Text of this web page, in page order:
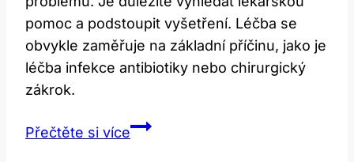
pomoc a podstoupit vyšetření. Léčba se
obvykle zaměřuje na základní příčinu, jako je
léčba infekce antibiotiky nebo chirurgický
zákrok.
Přečtěte si víceJak